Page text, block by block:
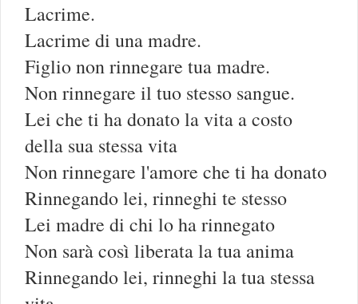
Lacrime.
Lacrime di una madre.
Figlio non rinnegare tua madre.
Non rinnegare il tuo stesso sangue.
Lei che ti ha donato la vita a costo
della sua stessa vita
Non rinnegare l'amore che ti ha donato
Rinnegando lei, rinneghi te stesso
Lei madre di chi lo ha rinnegato
Non sarà così liberata la tua anima
Rinnegando lei, rinneghi la tua stessa